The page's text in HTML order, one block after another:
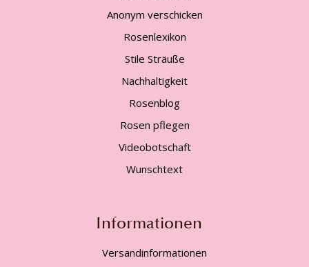
Anonym verschicken
Rosenlexikon
Stile Sträuße
Nachhaltigkeit
Rosenblog
Rosen pflegen
Videobotschaft
Wunschtext
Informationen
Versandinformationen